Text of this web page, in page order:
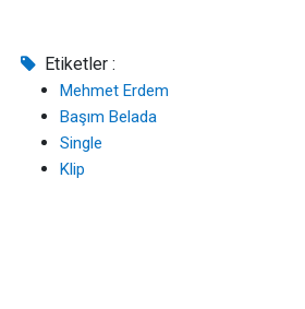
Etiketler :
Mehmet Erdem
Başım Belada
Single
Klip